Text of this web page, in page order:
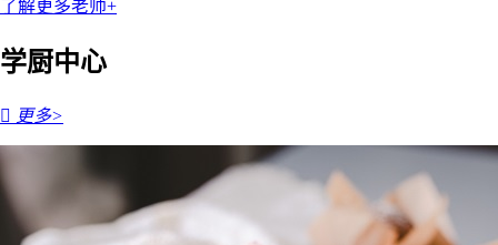
了解更多老师+
学厨中心
 更多>